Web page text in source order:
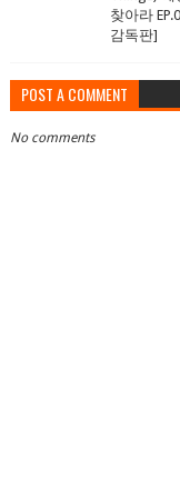
찾아라
감독판]
POST A COMMENT
No comments